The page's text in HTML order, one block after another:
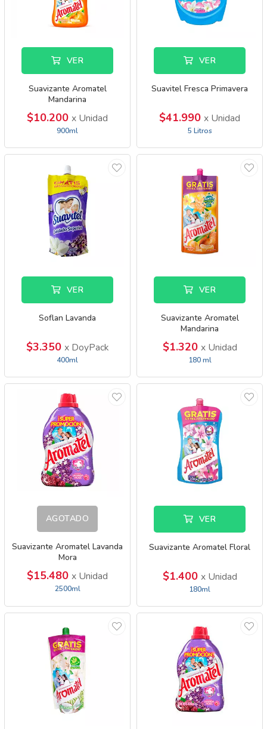
VER
Suavizante Aromatel
Mandarina
$10.200 x Unidad
900ml
VER
Suavitel Fresca Primavera
$41.990 x Unidad
5 Litros
VER
Soflan Lavanda
$3.350 x DoyPack
400ml
VER
Suavizante Aromatel
Mandarina
$1.320 x Unidad
180 ml
AGOTADO
Suavizante Aromatel Lavanda
Mora
$15.480 x Unidad
2500ml
VER
Suavizante Aromatel Floral
$1.400 x Unidad
180ml